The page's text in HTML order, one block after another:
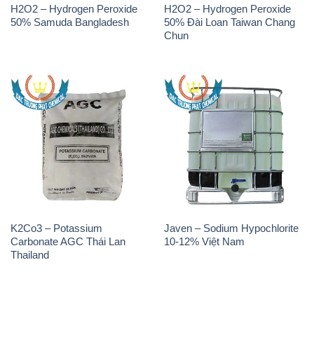
H2O2 – Hydrogen Peroxide
50% Samuda Bangladesh
H2O2 – Hydrogen Peroxide
50% Đài Loan Taiwan Chang
Chun
K2Co3 – Potassium
Carbonate AGC Thái Lan
Thailand
Javen – Sodium Hypochlorite
10-12% Việt Nam